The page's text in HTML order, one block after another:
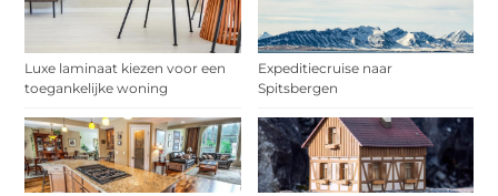
Luxe laminaat kiezen voor een
toegankelijke woning
Expeditiecruise naar
Spitsbergen